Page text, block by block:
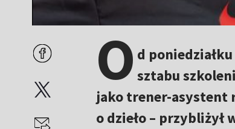
O d
sztabu
jako trener-asystent
o dzieło –